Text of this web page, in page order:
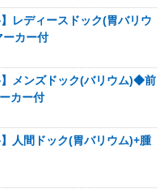
レディースドック(胃バリウ
カー付
】メンズドック(バリウム)◆前
カー付
人間ドック(胃バリウム)+腫